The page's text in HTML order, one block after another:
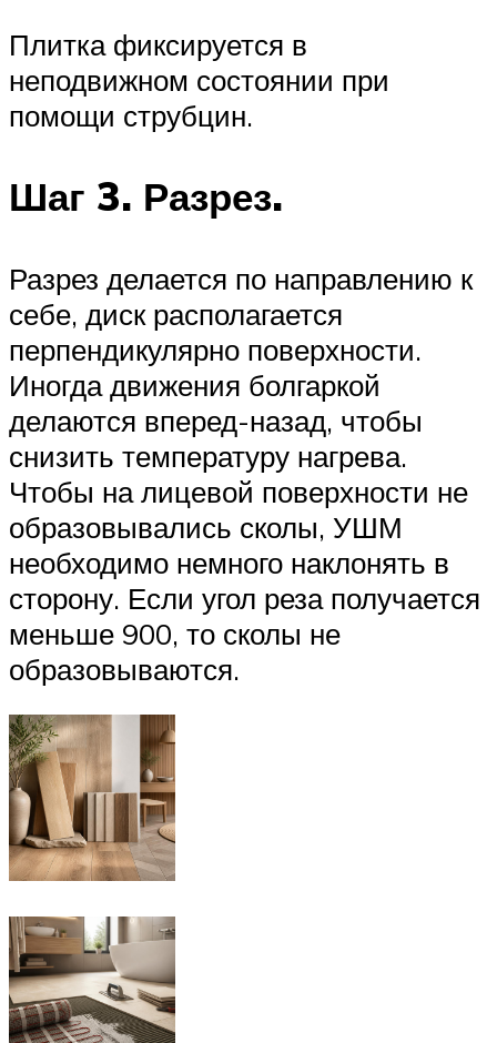
Плитка фиксируется в
неподвижном состоянии при
помощи струбцин.
Шаг 3. Разрез.
Разрез делается по направлению к
себе, диск располагается
перпендикулярно поверхности.
Иногда движения болгаркой
делаются вперед-назад, чтобы
снизить температуру нагрева.
Чтобы на лицевой поверхности не
образовывались сколы, УШМ
необходимо немного наклонять в
сторону. Если угол реза получается
меньше 900, то сколы не
образовываются.